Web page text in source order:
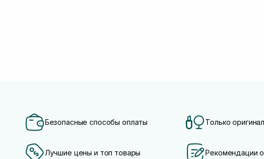
Безопасные способы оплаты Только
Лучшие цены и топ товары Рекомендации